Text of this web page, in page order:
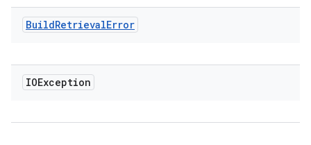
BuildRetrievalError
IOException